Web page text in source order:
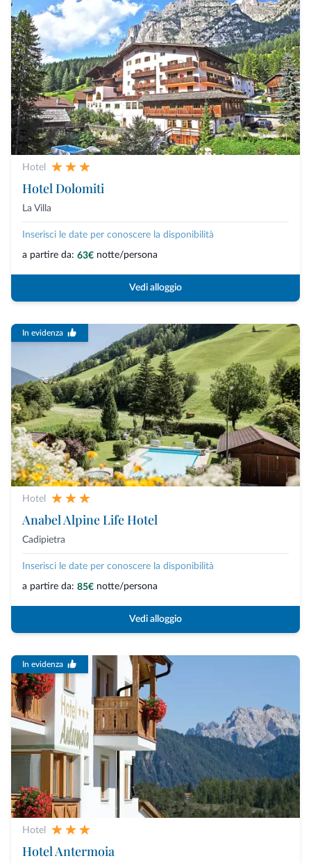
Hotel
Hotel Dolomiti
La Villa
Inserisci le date per conoscere la disponibilità
a partire da: 63€ notte/persona
Vedi alloggio
In evidenza
Hotel
Anabel Alpine Life Hotel
Cadipietra
Inserisci le date per conoscere la disponibilità
a partire da: 85€ notte/persona
Vedi alloggio
In evidenza
Hotel
Hotel Antermoia